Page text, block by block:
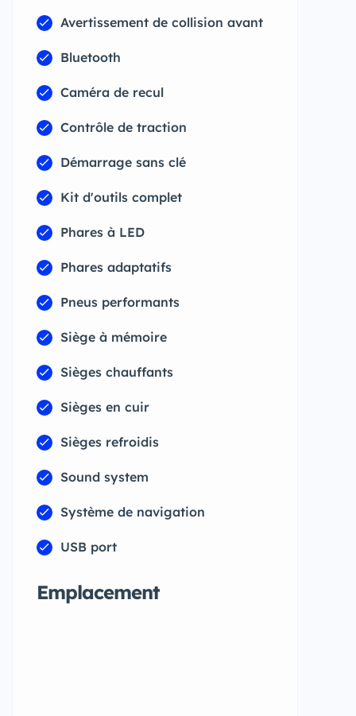
Avertissement de collision avant
Bluetooth
Caméra de recul
Contrôle de traction
Démarrage sans clé
Kit d'outils complet
Phares à LED
Phares adaptatifs
Pneus performants
Siège à mémoire
Sièges chauffants
Sièges en cuir
Sièges refroidis
Sound system
Système de navigation
USB port
Emplacement